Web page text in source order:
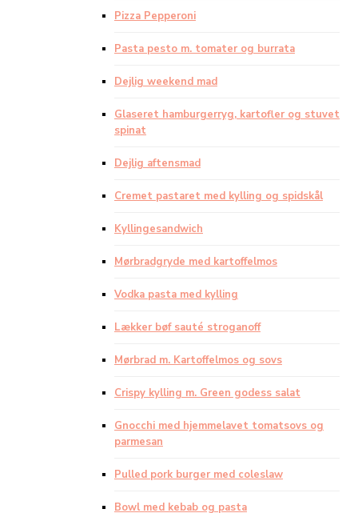
Pizza Pepperoni
Pasta pesto m. tomater og burrata
Dejlig weekend mad
Glaseret hamburgerryg, kartofler og stuvet
spinat
Dejlig aftensmad
Cremet pastaret med kylling og spidskål
Kyllingesandwich
Mørbradgryde med kartoffelmos
Vodka pasta med kylling
Lækker bøf sauté stroganoff
Mørbrad m. Kartoffelmos og sovs
Crispy kylling m. Green godess salat
Gnocchi med hjemmelavet tomatsovs og
parmesan
Pulled pork burger med coleslaw
Bowl med kebab og pasta